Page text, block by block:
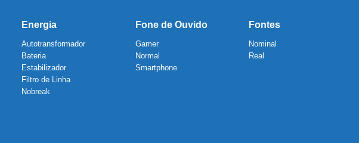
Energia
Autotransformador
Bateria
Estabilizador
Filtro de Linha
Nobreak
Fone de Ouvido
Gamer
Normal
Smartphone
Fontes
Nominal
Real